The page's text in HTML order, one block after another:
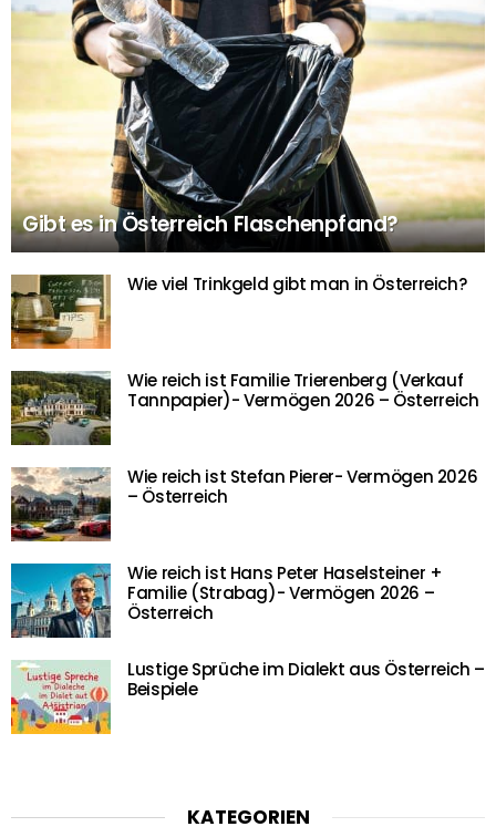
Gibt es in Österreich Flaschenpfand?
Wie viel Trinkgeld gibt man in Österreich?
Wie reich ist Familie Trierenberg (Verkauf
Tannpapier)- Vermögen 2026 – Österreich
Wie reich ist Stefan Pierer- Vermögen 2026
– Österreich
Wie reich ist Hans Peter Haselsteiner +
Familie (Strabag)- Vermögen 2026 –
Österreich
Lustige Sprüche im Dialekt aus Österreich –
Beispiele
KATEGORIEN